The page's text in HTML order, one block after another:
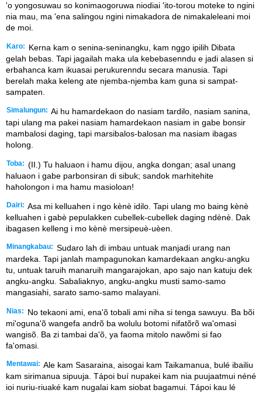
'o yongosuwau so konimaogoruwa niodiai 'ito-torou moteke to ngini
nia mau, ma 'ena salingou ngini nimakadora de nimakaleleani moi
de moi.
Karo:
Kerna kam o senina-seninangku, kam nggo ipilih Dibata
gelah bebas. Tapi jagailah maka ula kebebasenndu e jadi alasen si
erbahanca kam ikuasai perukurenndu secara manusia. Tapi
berelah maka keleng ate njemba-njemba kam guna si sampat-
sampaten.
Simalungun: Ai hu hamardekaon do nasiam tardilo, nasiam sanina,
tapi ulang ma pakei nasiam hamardekaon nasiam in gabe bonsir
mambalosi daging, tapi marsibalos-balosan ma nasiam ibagas
holong.
Toba: (II.) Tu haluaon i hamu dijou, angka dongan; asal unang
haluaon i gabe parbonsiran di sibuk; sandok marhitehite
haholongon i ma hamu masioloan!
Dairi: Asa mi kelluahen i ngo kènè idilo. Tapi ulang mo baing kènè
kelluahen i gabè pepulakken cubellek-cubellek daging ndènè. Dak
ibagasen kelleng i mo kènè mersipeuè-uèen.
Minangkabau: Sudaro lah di imbau untuak manjadi urang nan
mardeka. Tapi janlah mampagunokan kamardekaan angku-angku
tu, untuak taruih manaruih mangarajokan, apo sajo nan katuju dek
angku-angku. Sabaliaknyo, angku-angku musti samo-samo
mangasiahi, sarato samo-samo malayani.
Nias:
No tekaoni ami, ena'õ tobali ami niha si tenga sawuyu. Ba bõi
mi'oguna'õ wangefa andrõ ba wolulu botomi nifatõrõ wa'omasi
wangisõ. Ba zi tambai da'õ, ya faoma mitolo nawõmi si fao
fa'omasi.
Mentawai: Ale kam Sasaraina, aisogai kam Taikamanua, bulé ibailiu
kam sirimanua sipuuja. Tápoi buí nupakei kam nia puujaatmui néné
ioi nuriu-riuaké kam nugalai kam siobat bagamui. Tápoi kau lé